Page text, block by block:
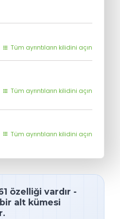
Tüm ayrıntıların kilidini açın
Tüm ayrıntıların kilidini açın
Tüm ayrıntıların kilidini açın
özelliği vardır -
alt kümesi